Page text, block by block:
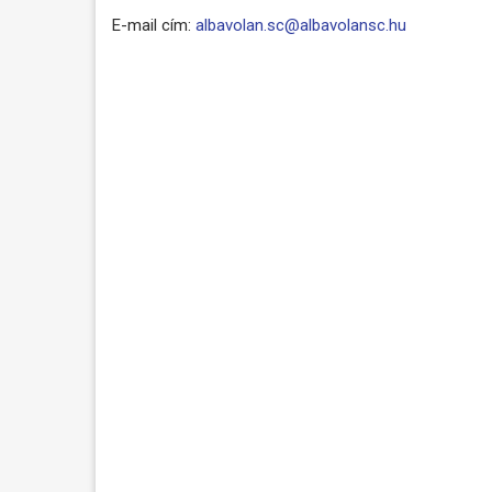
E-mail cím: albavolan.sc@albavolansc.hu